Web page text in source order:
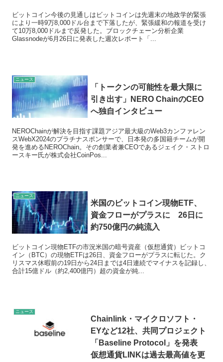
ビットコイン今後の見通しはビットコインは先週末の地政学的緊張
により一時9万8,000ドル台まで下落したが、緊張緩和の報道を受け
て10万8,000ドルまで反発した。ブロックチェーン分析企業
Glassnodeが6月26日に発表した週次レポート「...
ニュース
「トークンの可能性を最大限に
引き出す」NERO ChainのCEO
へ独自インタビュー
NEROChainが解決を目指す課題アジア最大級のWeb3カンファレン
スWebX2024のプラチナスポンサーで、日本発の多国籍チームが開
発を進めるNEROChain。その創業者兼CEOであるジェイク・ストロ
ースキー氏が株式会社CoinPos...
ニュース
米国のビットコイン現物ETF、
資金フローがプラスに 26日に
約750億円の純流入
ビットコイン現物ETFの市況米国の暗号資産（仮想通貨）ビットコ
イン（BTC）の現物ETFは26日、資金フローがプラスに転じた。ク
リスマス休暇前の19日から24日までは4日連続でマイナスを記録し、
合計15億ドル（約2,400億円）超の資金が純...
ニュース
Chainlink・マイクロソフト・
EYなど12社、共同プロジェクト
「Baseline Protocol」を発表
仮想通貨LINKは過去最高値を更